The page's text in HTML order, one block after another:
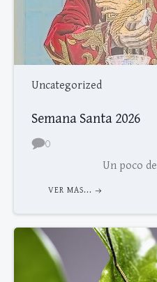
Uncategorized
Semana Santa 2026
0
Un poco
VER MAS...